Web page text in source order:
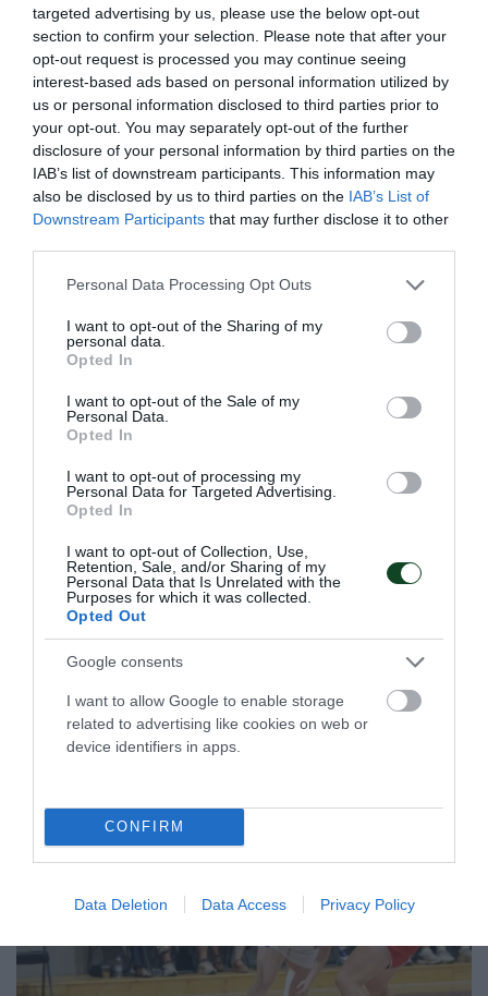
targeted advertising by us, please use the below opt-out
section to confirm your selection. Please note that after your
opt-out request is processed you may continue seeing
interest-based ads based on personal information utilized by
us or personal information disclosed to third parties prior to
your opt-out. You may separately opt-out of the further
disclosure of your personal information by third parties on the
IAB’s list of downstream participants. This information may
also be disclosed by us to third parties on the IAB’s List of
Downstream Participants that may further disclose it to other
Please note that this website/app uses one or more Google
not limited to your visit or usage behaviour. You may click to
grant or deny consent to Google and its third-party tags to
use your data for below specified purposes in below Google
consent section.
Personal Data Processing Opt Outs
I want to opt-out of the Sharing of my
personal data.
Opted In
I want to opt-out of the Sale of my
Personal Data.
Opted In
I want to opt-out of processing my
Personal Data for Targeted Advertising.
Opted In
I want to opt-out of Collection, Use,
Retention, Sale, and/or Sharing of my
Personal Data that Is Unrelated with the
Purposes for which it was collected.
Opted Out
Google consents
I want to allow Google to enable storage
related to advertising like cookies on web or
device identifiers in apps.
CONFIRM
Data Deletion Data Access Privacy Policy
Φιλική ισοπαλία με διπλή
«πράσινη» συμμετοχή
Η Εθνική ομάδα βόλεϊ γυναικών αναδείχθηκε ισόπαλη με
την αντίστοιχη της Σουηδία σε φιλική αναμέτρηση που
συμμετείχαν δύο παίκτριες του Παναθηναϊκού.
05.08.2026 ΒΟΛΕΪ ΓΥΝΑΙΚΩΝ
Ο Παναθηναϊκός θα πάρει μέρος, μεταξύ άλλων, σε δύο
τουρνουά στην Ιταλία
23.07.2026 ΒΟΛΕΪ ΓΥΝΑΙΚΩΝ
ΤΕΛΕΥΤΑΙΑ ΝΕΑ